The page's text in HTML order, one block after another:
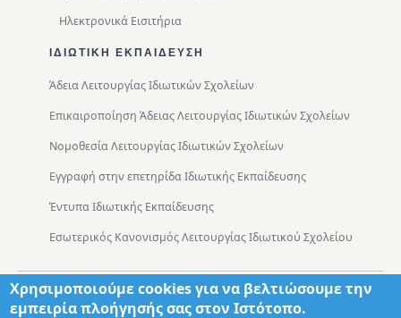
Ηλεκτρονικά Εισιτήρια
ΙΔΙΩΤΙΚΉ ΕΚΠΑΊΔΕΥΣΗ
Άδεια Λειτουργίας Ιδιωτικών Σχολείων
Επικαιροποίηση Άδειας Λειτουργίας Ιδιωτικών Σχολείων
Νομοθεσία Λειτουργίας Ιδιωτικών Σχολείων
Εγγραφή στην επετηρίδα Ιδιωτικής Εκπαίδευσης
Έντυπα Ιδιωτικής Εκπαίδευσης
Εσωτερικός Κανονισμός Λειτουργίας Ιδιωτικού Σχολείου
Footer
Τμήματα Χάρτης Πρόσβασης
Χρησιμοποιούμε cookies για να βελτιώσουμε την
εμπειρία πλοήγησής σας στον Ιστότοπο.